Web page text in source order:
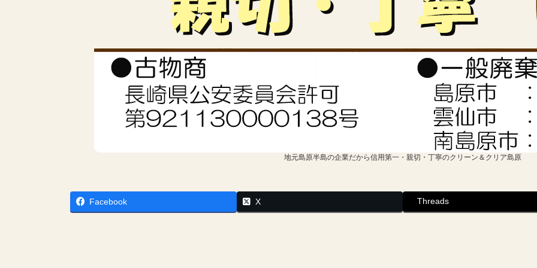
地元島原半島の企業だから信用第一・親切・丁寧のクリーン＆クリア島原
Facebook X Threads